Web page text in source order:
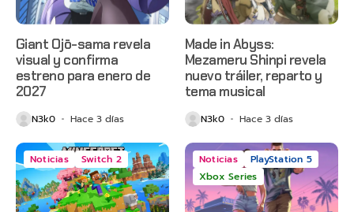
Giant Ojō-sama revela
visual y confirma
estreno para enero de
2027
N3k0 Hace 3 días
Made in Abyss:
Mezameru Shinpi revela
nuevo tráiler, reparto y
tema musical
N3k0 Hace 3 días
Noticias Switch 2 Noticias
PlayStation 5
Xbox Series